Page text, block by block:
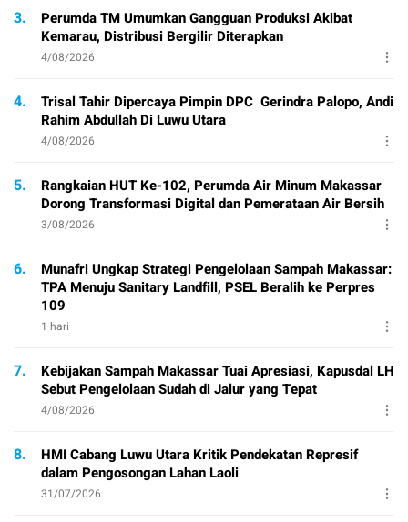
3.
Perumda TM Umumkan Gangguan Produksi Akibat
Kemarau, Distribusi Bergilir Diterapkan
4/08/2026
4.
Trisal Tahir Dipercaya Pimpin DPC Gerindra Palopo, Andi
Rahim Abdullah Di Luwu Utara
4/08/2026
5.
Rangkaian HUT Ke-102, Perumda Air Minum Makassar
Dorong Transformasi Digital dan Pemerataan Air Bersih
3/08/2026
6.
Munafri Ungkap Strategi Pengelolaan Sampah Makassar:
TPA Menuju Sanitary Landfill, PSEL Beralih ke Perpres
109
1 hari
7.
Kebijakan Sampah Makassar Tuai Apresiasi, Kapusdal LH
Sebut Pengelolaan Sudah di Jalur yang Tepat
4/08/2026
8.
HMI Cabang Luwu Utara Kritik Pendekatan Represif
dalam Pengosongan Lahan Laoli
31/07/2026